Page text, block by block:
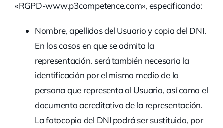
«RGPD-www.p3competence.com», especificando:
Nombre, apellidos del Usuario y copia del DNI.
En los casos en que se admita la
representación, será también necesaria la
identificación por el mismo medio de la
persona que representa al Usuario, así como el
documento acreditativo de la representación.
La fotocopia del DNI podrá ser sustituida, por